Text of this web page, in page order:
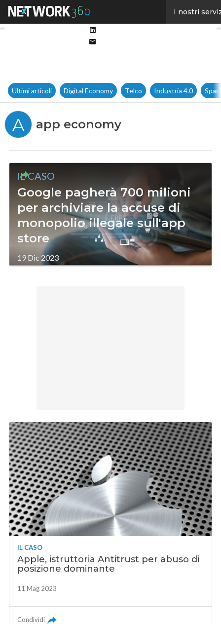
I nostri
Ultimi articoli Digital Economy Telco Industria 4.0
A app economy
IL CASO
Google pagherà 700 milioni
per archiviare la accuse di
monopolio illegale sull'app
store
19 Dic 2023
IL CASO
Apple, istruttoria Antitrust per abuso di
posizione dominante
11 Mag 2023
Condividi